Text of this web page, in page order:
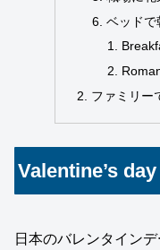
ベッドで
ファミリー
Valentine’s day
日本のバレンタインデ